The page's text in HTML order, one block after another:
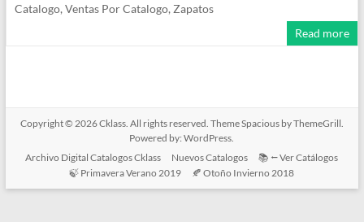
Catalogo, Ventas Por Catalogo, Zapatos
Read more
Copyright © 2026Cklass. All rights reserved. ThemeSpaciousby ThemeGrill.
Powered by:WordPress.
Archivo Digital Catalogos Cklass
Nuevos Catalogos
📚 ⭠ Ver Catálogos
🍃 Primavera Verano 2019
🍂 Otoño Invierno 2018